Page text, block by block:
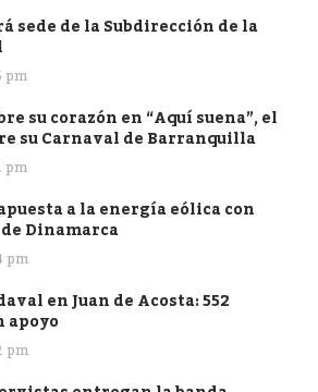
sede de la Subdirección de la
pm
su corazón en “Aquí suena”, el
su Carnaval de Barranquilla
pm
a la energía eólica con
Dinamarca
pm
en Juan de Acosta: 552
pm